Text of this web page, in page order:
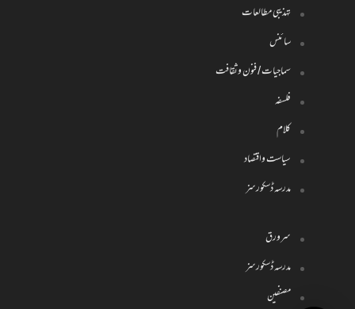
تہذیبی مطالعات
سائنس
سماجیات / فنون وثقافت
فلسفہ
کلام
سیاست واقتصاد
مدرسہ ڈسکورسز
سرورق
مدرسہ ڈسکورسز
مصنفین